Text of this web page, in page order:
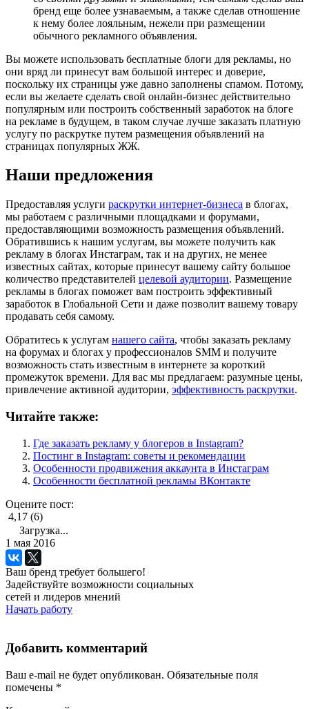
бренд еще более узнаваемым, а также сделав отношение
к нему более лояльным, нежели при размещении
обычного рекламного объявления.
Вы можете использовать бесплатные блоги для рекламы, но
они вряд ли принесут вам большой интерес и доверие,
поскольку их страницы уже давно заполнены спамом. Потому,
если вы желаете сделать свой онлайн-бизнес действительно
популярным или построить собственный заработок на блоге
на рекламе в будущем, в таком случае лучше заказать платную
услугу по раскрутке путем размещения объявлений на
страницах популярных ЖЖ.
Наши предложения
Предоставляя услуги раскрутки интернет-бизнеса в блогах,
мы работаем с различными площадками и форумами,
предоставляющими возможность размещения объявлений.
Обратившись к нашим услугам, вы можете получить как
рекламу в блогах Инстаграм, так и на других, не менее
известных сайтах, которые принесут вашему сайту большое
количество представителей целевой аудитории. Размещение
рекламы в блогах поможет вам построить эффективный
заработок в Глобальной Сети и даже позволит вашему товару
продавать себя самому.
Обратитесь к услугам нашего сайта, чтобы заказать рекламу
на форумах и блогах у профессионалов SMM и получите
возможность стать известным в интернете за короткий
промежуток времени. Для вас мы предлагаем: разумные цены,
привлечение активной аудитории, эффективность раскрутки.
Читайте также:
Где заказать рекламу у блогеров в Instagram?
Постинг в Instagram: советы и рекомендации
Особенности продвижения аккаунта в Инстаграм
Особенности бесплатной рекламы ВКонтакте
Оцените пост:
4,17 (6)
Загрузка...
1 мая 2016
Ваш бренд требует большего!
Задействуйте возможности социальных
сетей и лидеров мнений
Начать работу
Добавить комментарий
Ваш e-mail не будет опубликован. Обязательные поля
помечены *